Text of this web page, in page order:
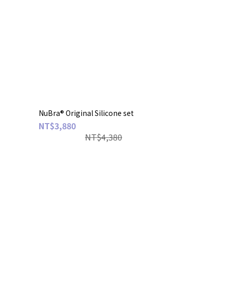
NuBra® Original Silicone set
NT$3,880
NT$4,380